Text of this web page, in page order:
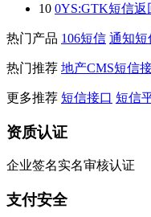
10 0YS:GTK短信
热门产品 106短信 通知短
热门推荐 地产CMS短信
更多推荐 短信接口 短信
资质认证
企业签名实名审核认证
支付安全